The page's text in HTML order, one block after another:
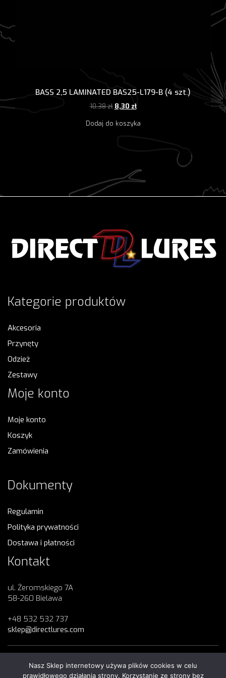
BASS 2,5 LAMINATED BAS25-L179-B (4 szt.)
10,38zł Pierwotna
wynosiła:
8,30 złAktualna
wynosi:
Dodaj do koszyka
Kategorie produktów
Akcesoria
Przynęty
Odzież
Zestawy
Moje konto
Moje konto
Koszyk
Zamówienia
Dokumenty
Regulamin
Polityka prywatności
Dostawa i płatności
Kontakt
ul. Żeromskiego 7A
58-260 Bielawa
+48 532 532 737
sklep@directlures.com
Copyright 2023Direct Lures© All Rights Reserved
Nasz Sklep internetowy używa plików cookies w celu
prawidłowego działania strony. Korzystanie ze strony bez